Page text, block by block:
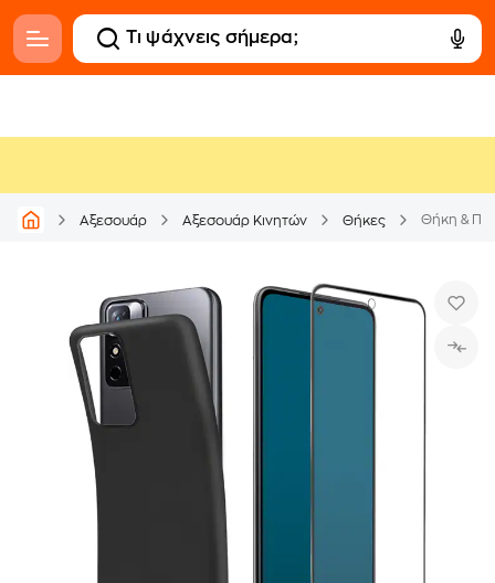
Αξεσουάρ Αξεσουάρ Κινητών Θήκες Θήκη &